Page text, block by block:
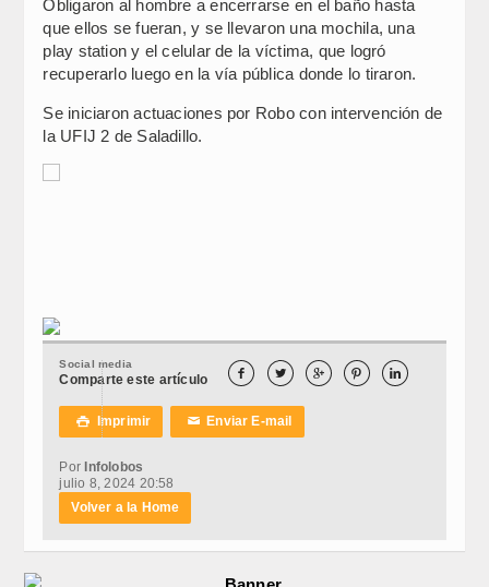
Obligaron al hombre a encerrarse en el baño hasta
que ellos se fueran, y se llevaron una mochila, una
play station y el celular de la víctima, que logró
recuperarlo luego en la vía pública donde lo tiraron.
Se iniciaron actuaciones por Robo con intervención de
la UFIJ 2 de Saladillo.
Social media
Comparte este artículo     
 Imprimir ✉Enviar E-mail
PorInfolobos
julio 8, 2024 20:58
Volver a la Home